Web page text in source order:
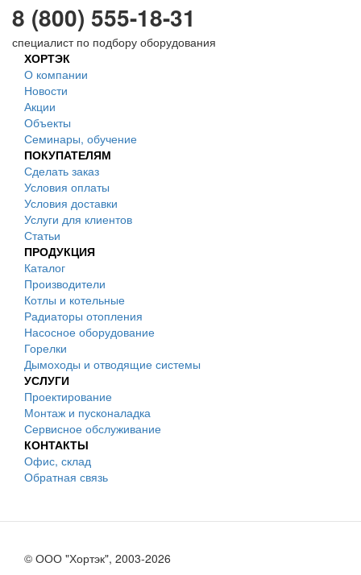
8 (800) 555-18-31
специалист по подбору оборудования
ХОРТЭК
О компании
Новости
Акции
Объекты
Семинары, обучение
ПОКУПАТЕЛЯМ
Сделать заказ
Условия оплаты
Условия доставки
Услуги для клиентов
Статьи
ПРОДУКЦИЯ
Каталог
Производители
Котлы и котельные
Радиаторы отопления
Насосное оборудование
Горелки
Дымоходы и отводящие системы
УСЛУГИ
Проектирование
Монтаж и пусконаладка
Сервисное обслуживание
КОНТАКТЫ
Офис, склад
Обратная связь
© ООО "Хортэк", 2003-2026